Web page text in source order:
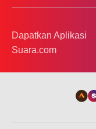
Dapatkan Aplikasi
Suara.com